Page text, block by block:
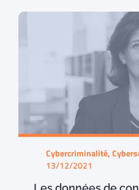
Cybercriminalité,
13/12/2021